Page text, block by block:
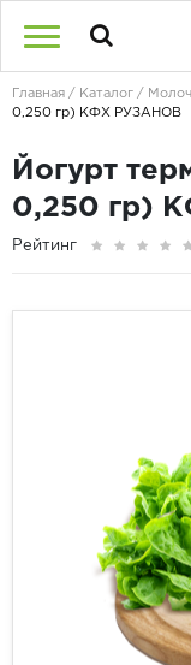
Главная Каталог
0,250 гр) КФХ РУЗАНОВ
Йогурт
0,250 гр)
Рейтинг